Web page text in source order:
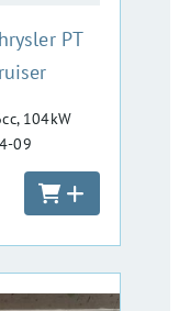
PT
104kW
09